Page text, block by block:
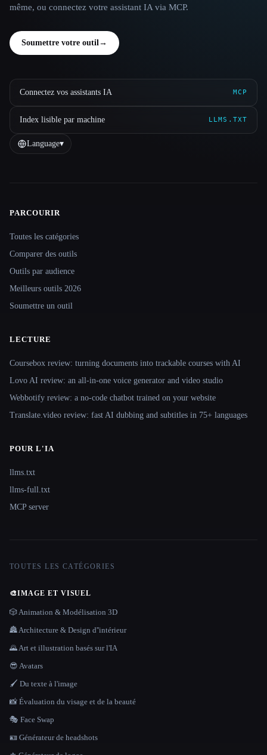
même, ou connectez votre assistant IA via MCP.
Soumettre votre outil→
Connectez vos assistants IA MCP
Index lisible par machine LLMS.TXT
Language▾
Site navigation
PARCOURIR
Toutes les catégories
Comparer des outils
Outils par audience
Meilleurs outils 2026
Soumettre un outil
LECTURE
Coursebox review: turning documents into trackable courses with AI
Lovo AI review: an all-in-one voice generator and video studio
Webbotify review: a no-code chatbot trained on your website
Translate.video review: fast AI dubbing and subtitles in 75+ languages
POUR L'IA
llms.txt
llms-full.txt
MCP server
TOUTES LES CATÉGORIES
🎨IMAGE ET VISUEL
🎲 Animation & Modélisation 3D
🏯 Architecture & Design d''intérieur
🌄 Art et illustration basés sur l'IA
😎 Avatars
🖌️ Du texte à l'image
📸 Évaluation du visage et de la beauté
🎭 Face Swap
🪪 Générateur de headshots